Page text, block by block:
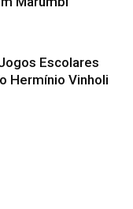
Escolares
Hermínio Vinholi